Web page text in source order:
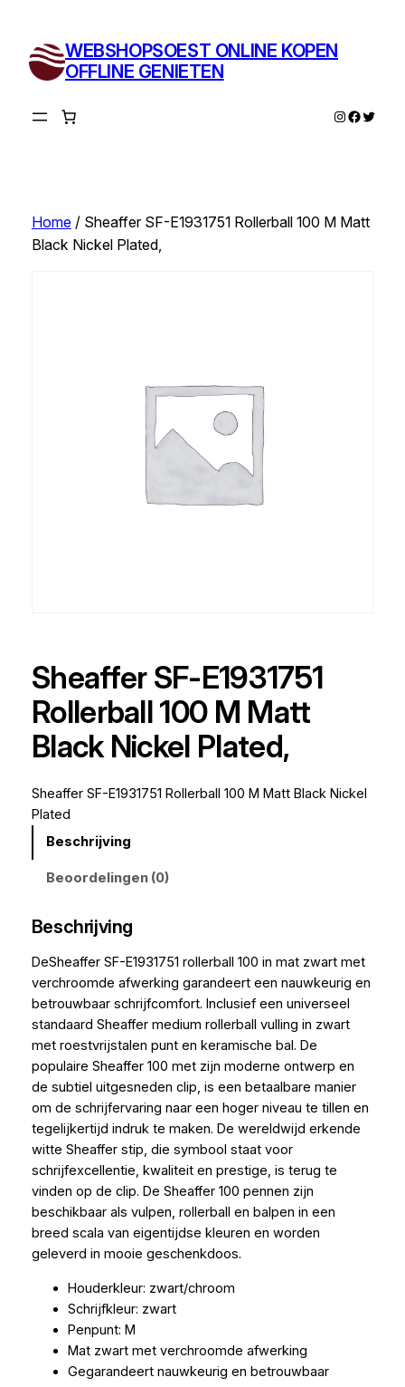
inhoud
WEBSHOPSOEST ONLINE KOPEN
OFFLINE GENIETEN
Instagram
Twitter
Home/ Sheaffer SF-E1931751 Rollerball 100 M Matt
Black Nickel Plated,
Sheaffer SF-E1931751
Rollerball 100 M Matt
Black Nickel Plated,
Sheaffer SF-E1931751 Rollerball 100 M Matt Black Nickel
Plated
Beschrijving
Beoordelingen (0)
Beschrijving
DeSheaffer SF-E1931751 rollerball 100 in mat zwart met
verchroomde afwerking garandeert een nauwkeurig en
betrouwbaar schrijfcomfort. Inclusief een universeel
standaard Sheaffer medium rollerball vulling in zwart
met roestvrijstalen punt en keramische bal. De
populaire Sheaffer 100 met zijn moderne ontwerp en
de subtiel uitgesneden clip, is een betaalbare manier
om de schrijfervaring naar een hoger niveau te tillen en
tegelijkertijd indruk te maken. De wereldwijd erkende
witte Sheaffer stip, die symbool staat voor
schrijfexcellentie, kwaliteit en prestige, is terug te
vinden op de clip. De Sheaffer 100 pennen zijn
beschikbaar als vulpen, rollerball en balpen in een
breed scala van eigentijdse kleuren en worden
geleverd in mooie geschenkdoos.
Houderkleur: zwart/chroom
Schrijfkleur: zwart
Penpunt: M
Mat zwart met verchroomde afwerking
Gegarandeert nauwkeurig en betrouwbaar